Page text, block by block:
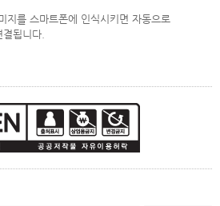
지를 스마트폰에 인식시키면 자동으로
됩니다.